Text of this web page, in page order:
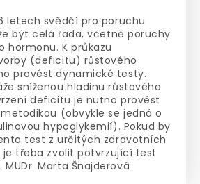
letech svědčí pro poruchu
být celá řada, včetně poruchy
hormonu. K průkazu
(deficitu) růstového
provést dynamické testy.
sníženou hladinu růstového
deficitu je nutno provést
(obvykle se jedná o
hypoglykemií). Pokud by
test z určitých zdravotních
je třeba zvolit potvrzující test
Marta Šnajderová